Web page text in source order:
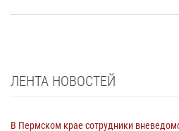
ЛЕНТА НОВОСТЕЙ
В Пермском крае сотрудники